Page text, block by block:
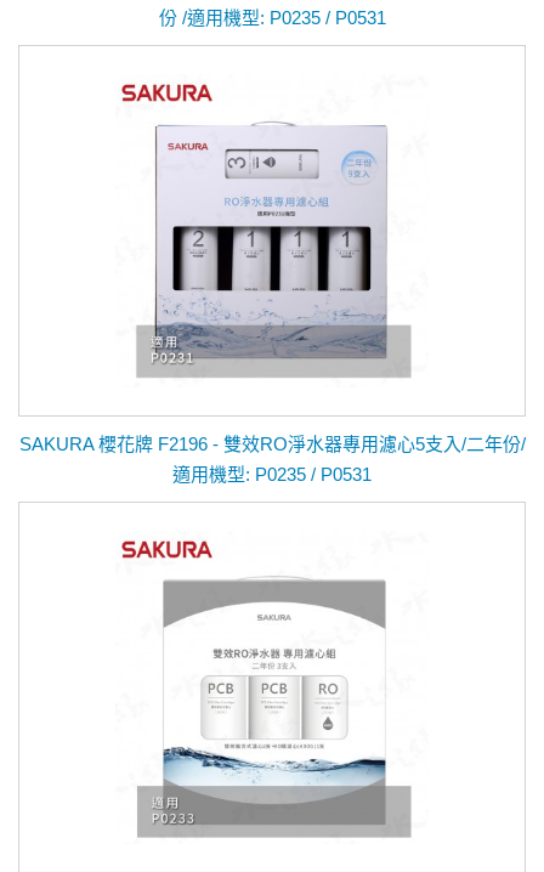
份 /適用機型: P0235 / P0531
SAKURA 櫻花牌 F2196 - 雙效RO淨水器專用濾心5支入/二年份/
適用機型: P0235 / P0531